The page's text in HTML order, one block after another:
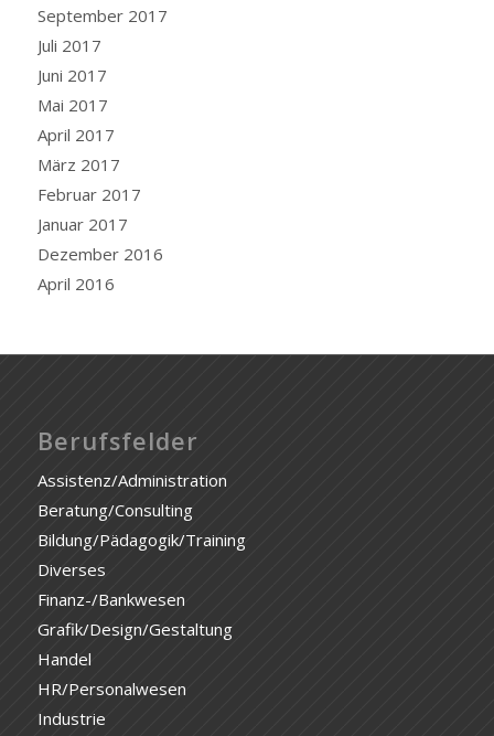
September 2017
Juli 2017
Juni 2017
Mai 2017
April 2017
März 2017
Februar 2017
Januar 2017
Dezember 2016
April 2016
Berufsfelder
Assistenz/Administration
Beratung/Consulting
Bildung/Pädagogik/Training
Diverses
Finanz-/Bankwesen
Grafik/Design/Gestaltung
Handel
HR/Personalwesen
Industrie